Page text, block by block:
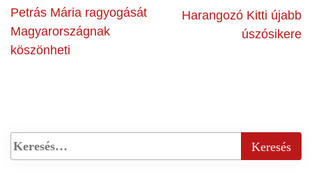
Petrás Mária ragyogását
Magyarországnak
köszönheti
Harangozó Kitti újabb
úszósikere